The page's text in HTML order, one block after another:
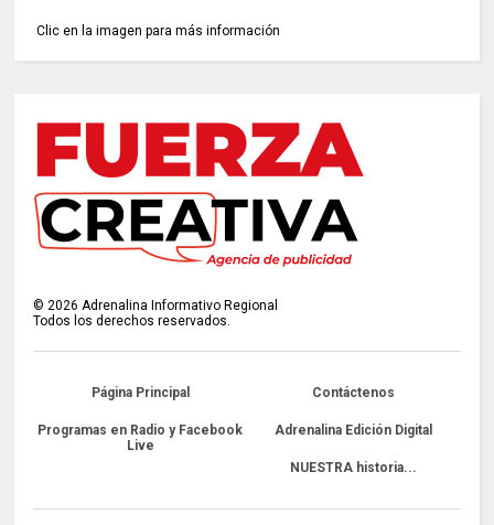
Clic en la imagen para más información
©2026 Adrenalina Informativo Regional
Todos los derechos reservados.
Página Principal Contáctenos
Programas en Radio y Facebook
Live
Adrenalina Edición Digital
NUESTRA historia...